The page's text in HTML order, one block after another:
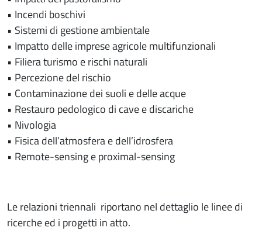
• Incendi boschivi
• Sistemi di gestione ambientale
• Impatto delle imprese agricole multifunzionali
• Filiera turismo e rischi naturali
• Percezione del rischio
• Contaminazione dei suoli e delle acque
• Restauro pedologico di cave e discariche
• Nivologia
• Fisica dell’atmosfera e dell’idrosfera
• Remote-sensing e proximal-sensing
Le relazioni triennali riportano nel dettaglio le linee di
ricerche ed i progetti in atto.